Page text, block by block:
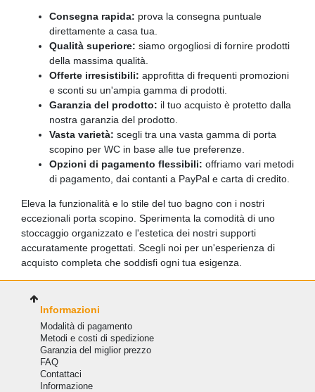
Consegna rapida: prova la consegna puntuale
direttamente a casa tua.
Qualità superiore: siamo orgogliosi di fornire prodotti
della massima qualità.
Offerte irresistibili: approfitta di frequenti promozioni
e sconti su un'ampia gamma di prodotti.
Garanzia del prodotto: il tuo acquisto è protetto dalla
nostra garanzia del prodotto.
Vasta varietà: scegli tra una vasta gamma di porta
scopino per WC in base alle tue preferenze.
Opzioni di pagamento flessibili: offriamo vari metodi
di pagamento, dai contanti a PayPal e carta di credito.
Eleva la funzionalità e lo stile del tuo bagno con i nostri
eccezionali porta scopino. Sperimenta la comodità di uno
stoccaggio organizzato e l'estetica dei nostri supporti
accuratamente progettati. Scegli noi per un'esperienza di
acquisto completa che soddisfi ogni tua esigenza.
Informazioni
Modalità di pagamento
Metodi e costi di spedizione
Garanzia del miglior prezzo
FAQ
Сontattaci
Informazione